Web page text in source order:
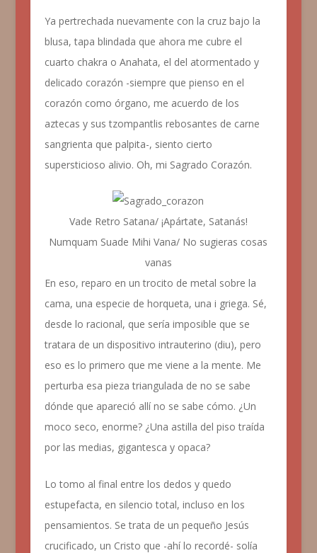
Ya pertrechada nuevamente con la cruz bajo la
blusa, tapa blindada que ahora me cubre el
cuarto chakra o Anahata, el del atormentado y
delicado corazón -siempre que pienso en el
corazón como órgano, me acuerdo de los
aztecas y sustzompantlis rebosantes de carne
sangrienta que palpita-, siento cierto
supersticioso alivio. Oh, mi Sagrado Corazón.
Vade Retro Satana/ ¡Apártate, Satanás!
Numquam Suade Mihi Vana/ No sugieras cosas
vanas
En eso, reparo en un trocito de metal sobre la
cama, una especie de horqueta, una i griega. Sé,
desde lo racional, que sería imposible que se
tratara de un dispositivo intrauterino (diu), pero
eso es lo primero que me viene a la mente. Me
perturba esa pieza triangulada de no se sabe
dónde que apareció allí no se sabe cómo. ¿Un
moco seco, enorme? ¿Una astilla del piso traída
por las medias, gigantesca y opaca?
Lo tomo al final entre los dedos y quedo
estupefacta, en silencio total, incluso en los
pensamientos. Se trata de un pequeño Jesús
crucificado, un Cristo que -ahí lo recordé- solía